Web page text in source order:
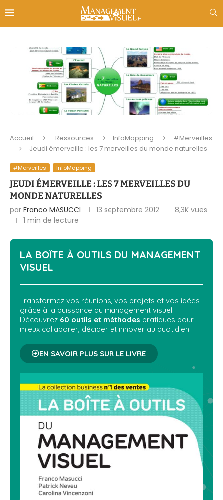
Accueil Ressources InfoMapping
#Merveilles
Jeudi émerveille : les 7 merveilles du monde naturelles
#Merveilles InfoMapping
JEUDI ÉMERVEILLE : LES 7 MERVEILLES DU
MONDE NATURELLES
par Franco MASUCCI 13 septembre 2012 8,3K vues
1 min de lecture
LA BOÎTE À OUTILS DU MANAGEMENT
VISUEL
Transformez vos réunions, vos projets et vos idées
grâce à la puissance du management visuel.
Découvrez 60 outils et méthodes pratiques pour
mieux collaborer, décider et innover au quotidien.
EN SAVOIR PLUS SUR LE LIVRE